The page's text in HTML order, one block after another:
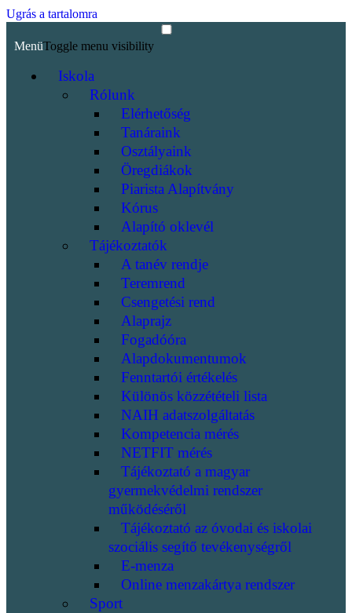
Ugrás a tartalomra
MenüToggle menu visibility
Iskola
Rólunk
Elérhetőség
Tanáraink
Osztályaink
Öregdiákok
Piarista Alapítvány
Kórus
Alapító oklevél
Tájékoztatók
A tanév rendje
Teremrend
Csengetési rend
Alaprajz
Fogadóóra
Alapdokumentumok
Fenntartói értékelés
Különös közzétételi lista
NAIH adatszolgáltatás
Kompetencia mérés
NETFIT mérés
Tájékoztató a magyar
gyermekvédelmi rendszer
működéséről
Tájékoztató az óvodai és iskolai
szociális segítő tevékenységről
E-menza
Online menzakártya rendszer
Sport